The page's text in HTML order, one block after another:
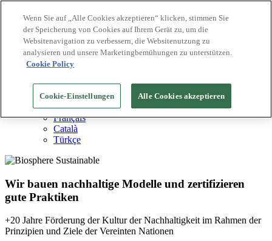
Biosphere Reiseziele
Biosphere Unternehmen
Wie wir bewerten
Über uns
English
Español
Português
Français
Català
Türkçe
Wir bauen nachhaltige Modelle und zertifizieren
gute Praktiken
+20 Jahre Förderung der Kultur der Nachhaltigkeit im Rahmen der
Prinzipien und Ziele der Vereinten Nationen
Wenn Sie auf „Alle Cookies akzeptieren“ klicken, stimmen Sie
der Speicherung von Cookies auf Ihrem Gerät zu, um die
Websitenavigation zu verbessern, die Websitenutzung zu
analysieren und unsere Marketingbemühungen zu unterstützen.
Cookie Policy
Cookie-Einstellungen Alle Cookies akzeptieren